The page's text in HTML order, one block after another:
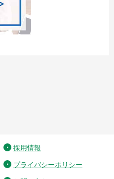
採用情報
プライバシーポリシー